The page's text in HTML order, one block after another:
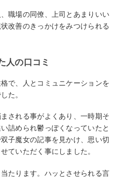
職場の同僚、上司とあまりいい
改善のきっかけをみつけられる
人の口コミ
で、人とコミュニケーションを
た。
される事がよくあり、一時期そ
詰められ鬱っぽくなっていたと
子魔女の記事を見かけ、思い切
ていただく事にしました。
たります。ハッとさせられる言